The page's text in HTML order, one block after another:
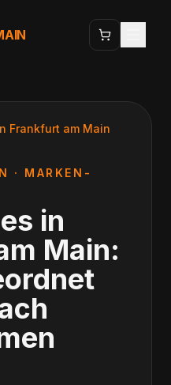
Frankfurt am Main
· MARKEN-
in
Main: